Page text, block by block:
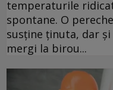
temperaturile
spontane. O
susține ținuta, dar
mergi la birou...